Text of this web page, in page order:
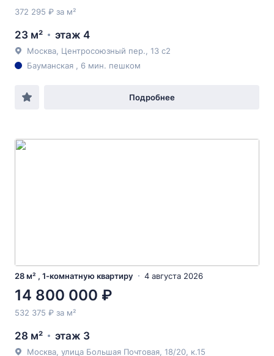
372 295 ₽ за м²
23 м² этаж 4
Москва, Центросоюзный пер., 13 с2
Бауманская , 6 мин. пешком
Подробнее
28 м² , 1-комнатную квартиру 4 августа 2026
14 800 000 ₽
532 375 ₽ за м²
28 м² этаж 3
Москва, улица Большая Почтовая, 18/20, к.15